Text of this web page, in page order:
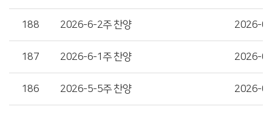
188 2026-6-2주 찬양 2026-
187 2026-6-1주 찬양 2026-
186 2026-5-5주 찬양 2026-